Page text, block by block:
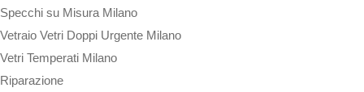
Specchi su Misura Milano
Vetraio Vetri Doppi Urgente Milano
Vetri Temperati Milano
Riparazione